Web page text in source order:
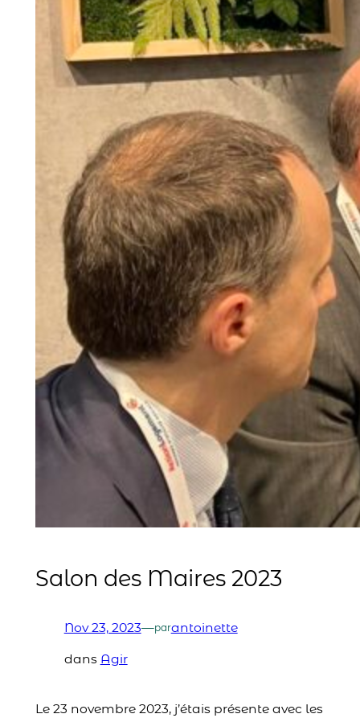
Salon des Maires 2023
Nov 23, 2023—parantoinette
dans Agir
Le 23 novembre 2023, j’étais présente avec les